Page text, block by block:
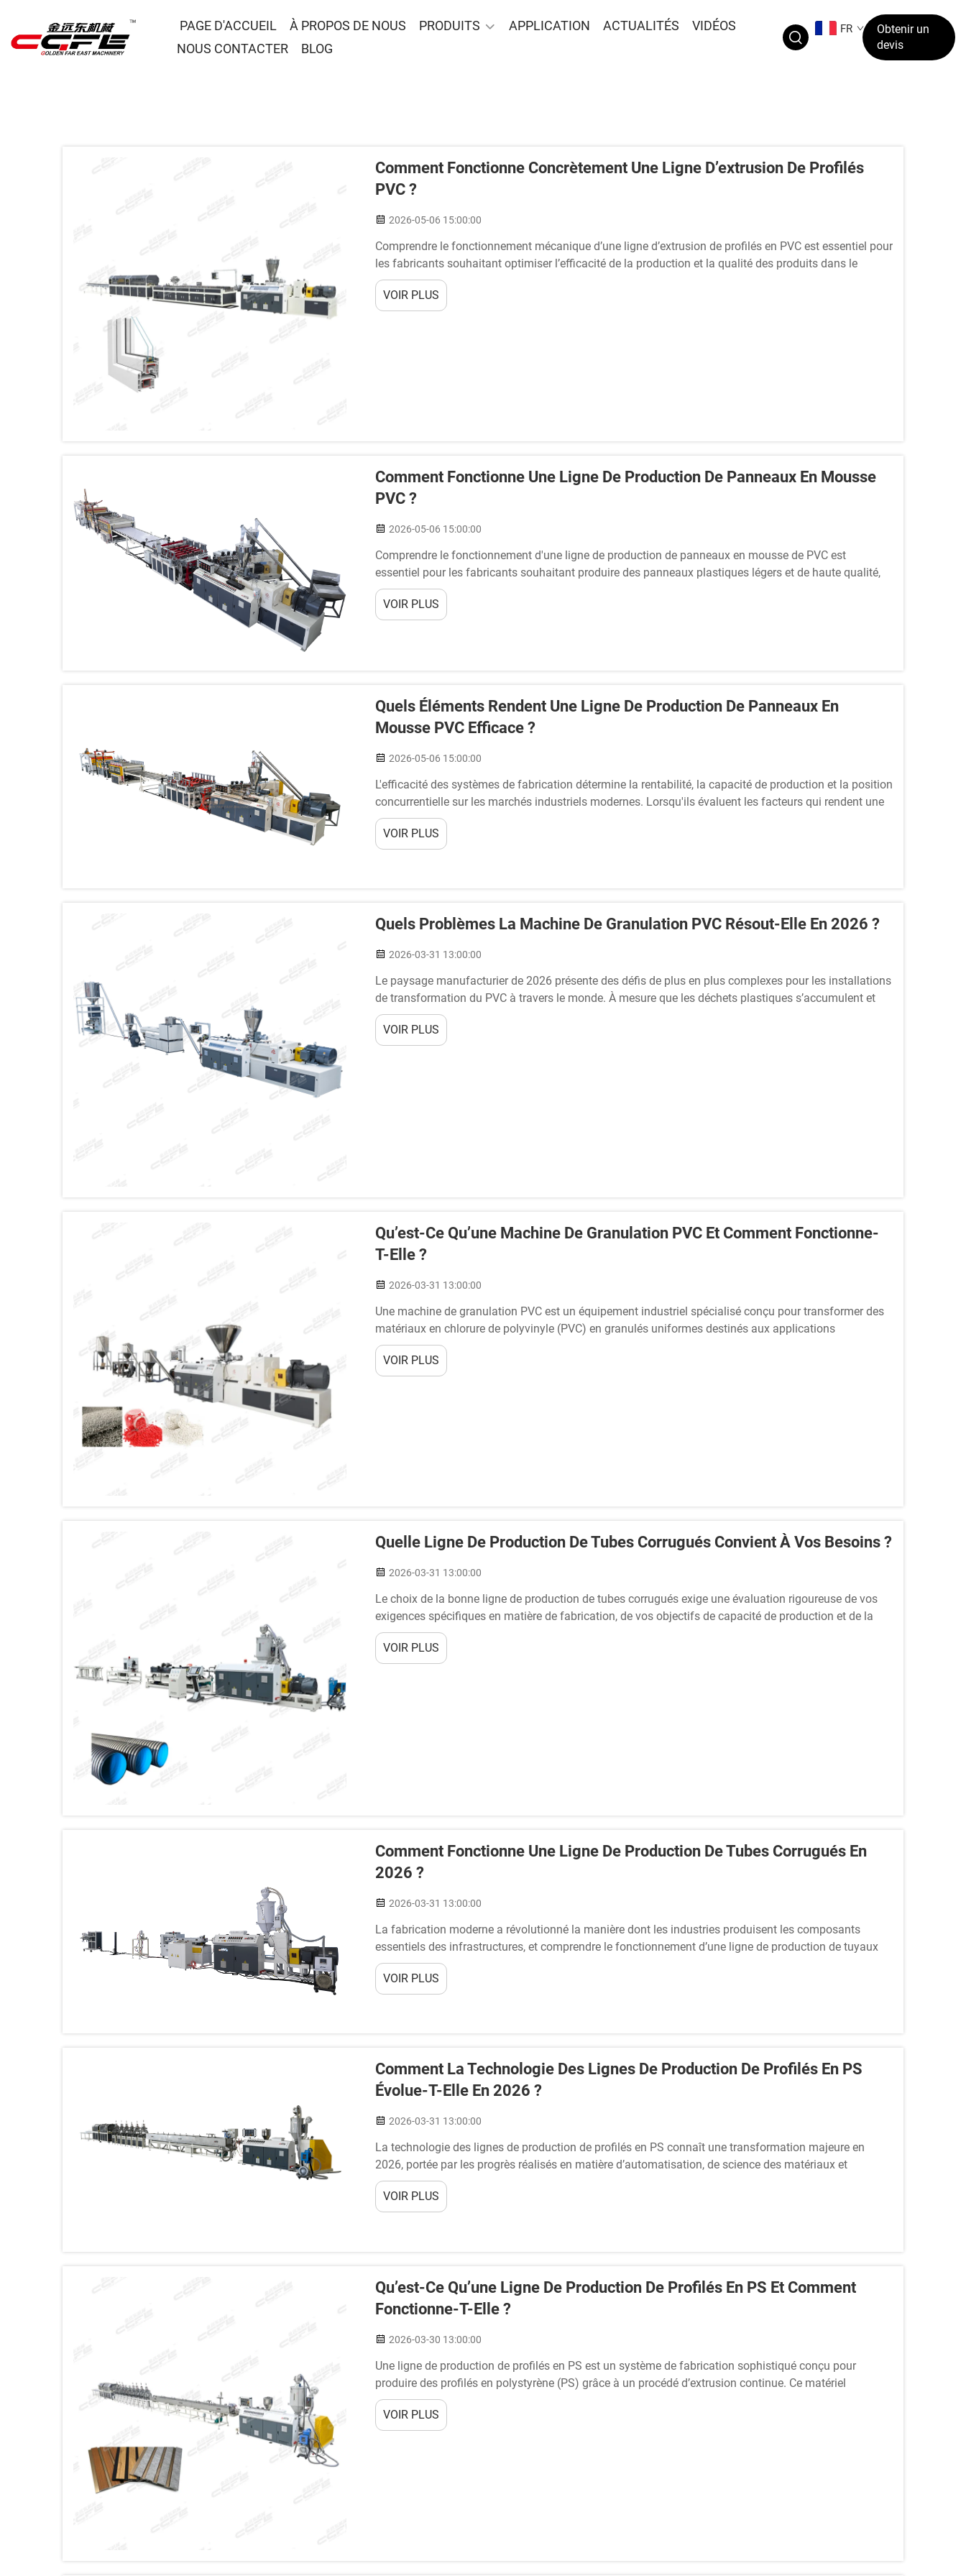
PAGE D'ACCUEIL À PROPOS DE NOUS PRODUITS APPLICATION ACTUALITÉS
VIDÉOS
NOUS CONTACTER
BLOG
FR
Obtenir un
devis
Comment Fonctionne Concrètement Une Ligne D’extrusion De Profilés
PVC ?
2026-05-06 15:00:00
Comprendre le fonctionnement mécanique d’une ligne d’extrusion de profilés en PVC est essentiel pour
les fabricants souhaitant optimiser l’efficacité de la production et la qualité des produits dans le
secteur des matériaux de construction. Ce système industriel transforme le chlorure de polyvinyle
(PVC) brut...
VOIR PLUS
Comment Fonctionne Une Ligne De Production De Panneaux En Mousse
PVC ?
2026-05-06 15:00:00
Comprendre le fonctionnement d'une ligne de production de panneaux en mousse de PVC est
essentiel pour les fabricants souhaitant produire des panneaux plastiques légers et de haute qualité,
utilisés dans les secteurs de la construction, de la publicité, du mobilier et de la décoration. Ce
domaine industriel spécialisé…
VOIR PLUS
Quels Éléments Rendent Une Ligne De Production De Panneaux En
Mousse PVC Efficace ?
2026-05-06 15:00:00
L'efficacité des systèmes de fabrication détermine la rentabilité, la capacité de production et la position
concurrentielle sur les marchés industriels modernes. Lorsqu'ils évaluent les facteurs qui rendent une
ligne de production de panneaux en mousse de PVC efficace, les fabricants doivent examiner
plusieurs éléments internes…
VOIR PLUS
Quels Problèmes La Machine De Granulation PVC Résout-Elle En 2026 ?
2026-03-31 13:00:00
Le paysage manufacturier de 2026 présente des défis de plus en plus complexes pour les installations
de transformation du PVC à travers le monde. À mesure que les déchets plastiques s’accumulent et
que la réglementation environnementale se renforce, les fabricants subissent une pression croissante
pour optimiser…
VOIR PLUS
Qu’est-Ce Qu’une Machine De Granulation PVC Et Comment Fonctionne-
T-Elle ?
2026-03-31 13:00:00
Une machine de granulation PVC est un équipement industriel spécialisé conçu pour transformer des
matériaux en chlorure de polyvinyle (PVC) en granulés uniformes destinés aux applications
manufacturières. Cette machine essentielle comble le fossé entre les matières premières…
VOIR PLUS
Quelle Ligne De Production De Tubes Corrugués Convient À Vos Besoins ?
2026-03-31 13:00:00
Le choix de la bonne ligne de production de tubes corrugués exige une évaluation rigoureuse de vos
exigences spécifiques en matière de fabrication, de vos objectifs de capacité de production et de la
demande du marché. La décision entre les configurations à simple paroi et à double paroi, ainsi que la
co…
VOIR PLUS
Comment Fonctionne Une Ligne De Production De Tubes Corrugués En
2026 ?
2026-03-31 13:00:00
La fabrication moderne a révolutionné la manière dont les industries produisent les composants
essentiels des infrastructures, et comprendre le fonctionnement d’une ligne de production de tuyaux
ondulés est devenu crucial pour les entreprises recherchant des solutions de canalisation efficaces. En
2026, ces...
VOIR PLUS
Comment La Technologie Des Lignes De Production De Profilés En PS
Évolue-T-Elle En 2026 ?
2026-03-31 13:00:00
La technologie des lignes de production de profilés en PS connaît une transformation majeure en
2026, portée par les progrès réalisés en matière d’automatisation, de science des matériaux et
d’exigences en matière d’efficacité énergétique. Les fabricants mettent en œuvre des systèmes
d’extrusion de nouvelle génération qui intègrent...
VOIR PLUS
Qu’est-Ce Qu’une Ligne De Production De Profilés En PS Et Comment
Fonctionne-T-Elle ?
2026-03-30 13:00:00
Une ligne de production de profilés en PS est un système de fabrication sophistiqué conçu pour
produire des profilés en polystyrène (PS) grâce à un procédé d’extrusion continue. Ce matériel
industriel transforme des granulés de polystyrène brut en profilés aux formes précises à l’aide de...
VOIR PLUS